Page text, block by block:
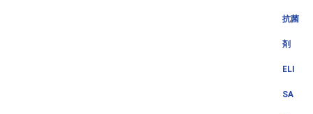
抗菌
剤
ELI
SA